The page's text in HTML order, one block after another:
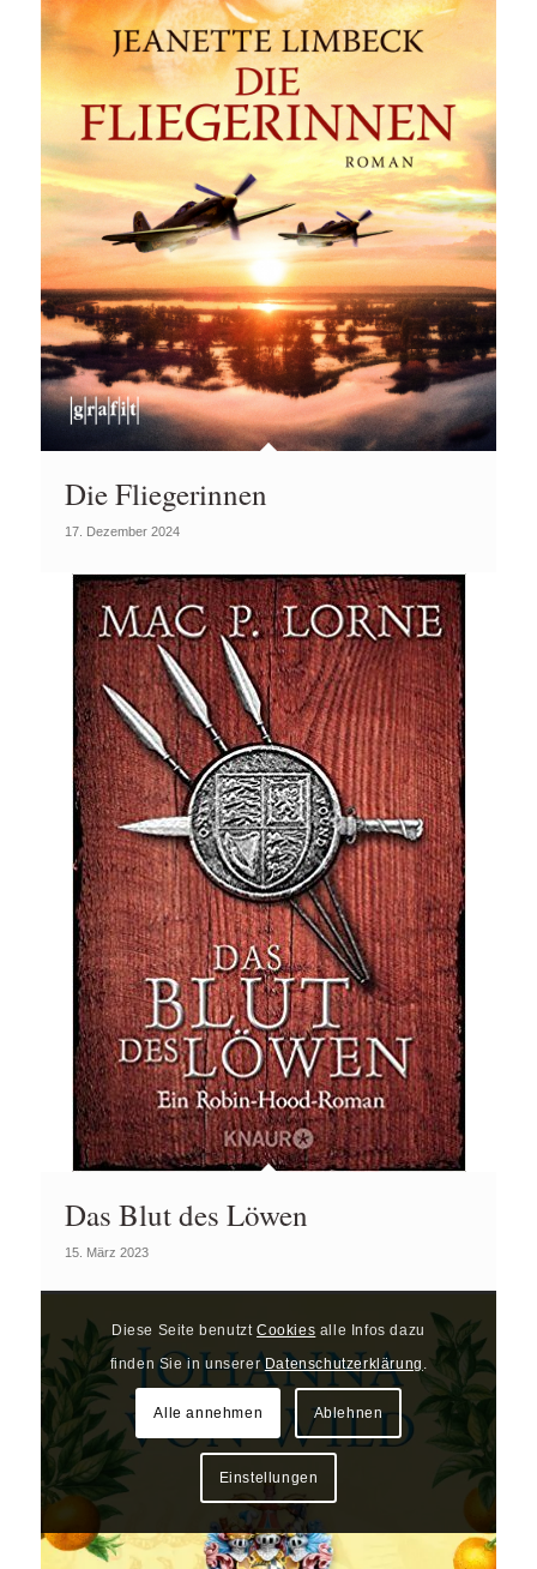
Die Fliegerinnen
17. Dezember 2024
Das Blut des Löwen
15. März 2023
Diese Seite benutztCookies alle Infos dazu
finden Sie in unsererDatenschutzerklärung
Alle annehmen Ablehnen
Einstellungen